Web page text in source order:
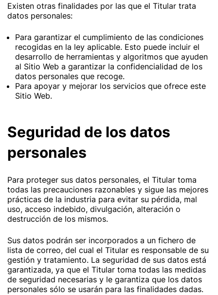
Existen otras finalidades por las que el Titular trata
datos personales:
Para garantizar el cumplimiento de las condiciones
recogidas en la ley aplicable. Esto puede incluir el
desarrollo de herramientas y algoritmos que ayuden
al Sitio Web a garantizar la confidencialidad de los
datos personales que recoge.
Para apoyar y mejorar los servicios que ofrece este
Sitio Web.
Seguridad de los datos
personales
Para proteger sus datos personales, el Titular toma
todas las precauciones razonables y sigue las mejores
prácticas de la industria para evitar su pérdida, mal
uso, acceso indebido, divulgación, alteración o
destrucción de los mismos.
Sus datos podrán ser incorporados a un fichero de
lista de correo, del cual el Titular es responsable de su
gestión y tratamiento. La seguridad de sus datos está
garantizada, ya que el Titular toma todas las medidas
de seguridad necesarias y le garantiza que los datos
personales sólo se usarán para las finalidades dadas.